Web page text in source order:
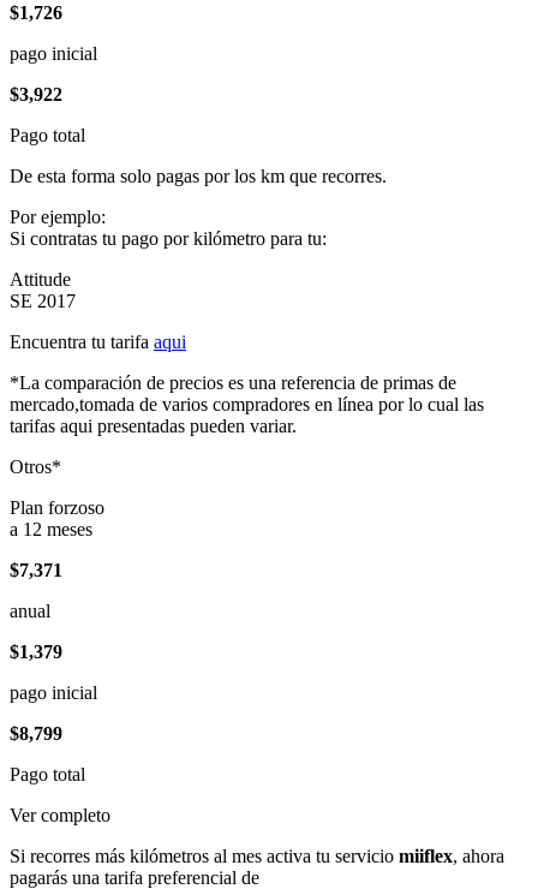
$1,726
pago inicial
$3,922
Pago total
De esta forma solo pagas por los km que recorres.
Por ejemplo:
Si contratas tu pago por kilómetro para tu:
Attitude
SE 2017
Encuentra tu tarifa aqui
*La comparación de precios es una referencia de primas de
mercado,tomada de varios compradores en línea por lo cual las
tarifas aqui presentadas pueden variar.
Otros*
Plan forzoso
a 12 meses
$7,371
anual
$1,379
pago inicial
$8,799
Pago total
Ver completo
Si recorres más kilómetros al mes activa tu servicio miiflex, ahora
pagarás una tarifa preferencial de